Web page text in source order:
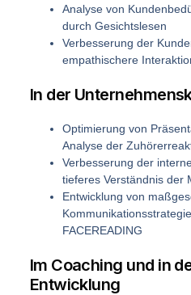
Analyse von
durch Gesichtslesen
Verbesserung der
empathischere
In der
Optimierung von
Analyse der
Verbesserung der
tieferes Verständnis der
Entwicklung von
FACEREADING
Im Coaching und in
Entwicklung